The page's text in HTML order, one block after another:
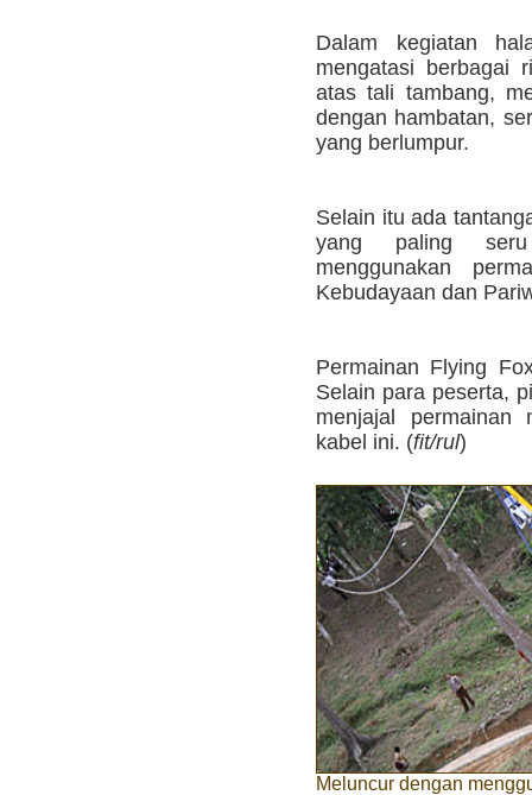
Dalam kegiatan
mengatasi berbagai
atas tali tambang,
dengan hambatan,
yang berlumpur.
Selain itu ada
yang paling
menggunakan
Kebudayaan dan
Permainan Flying
Selain para peserta,
menjajal permainan
kabel ini. (fit/rul)
Meluncur dengan